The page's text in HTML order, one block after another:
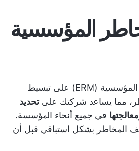
المؤسسية
تعمل إدارة المخاطر المؤسسية (ERM) على تبسيط
مما يساعد شركتك علىتحديد
في جميع أنحاء المؤسسة.
المخاطر بشكل استباقي قبل أن